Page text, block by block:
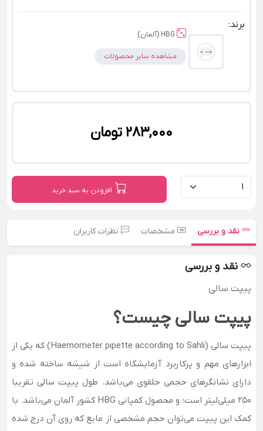
برند:
HBG (آلمان)
مشاهده سایر محصولات
283,000 تومان
افزودن به سبد خرید
نقد و بررسی مشخصات نظرات کاربران
نقد و بررسی
پیپت سالی
پیپت سالی چیست؟
پیپت سالی (Haemometer pipette according to Sahli) که یکی از
ابزارهای مهم و پرکاربرد آزمایشگاه است از شیشه ساخته شده و
دارای نشانگرهای حجمی حلقوی می‌باشد. طول پیپت سالی تقریبا
250 میلی‌لیتر است؛ و محصول کمپانی HBG کشور آلمان می‌باشد. با
کمک این پیپت می‌توان حجم مشخصی از مایع که روی آن درج شده